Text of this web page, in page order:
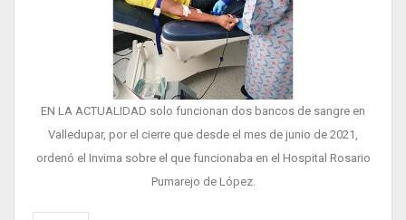
EN LA ACTUALIDAD solo funcionan dos bancos de sangre en
Valledupar, por el cierre que desde el mes de junio de 2021,
ordenó el Invima sobre el que funcionaba en el Hospital Rosario
Pumarejo de López.